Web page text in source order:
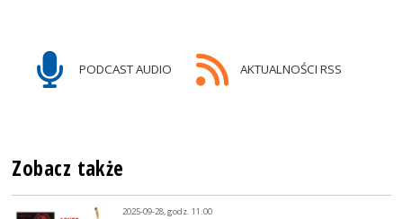
PODCAST AUDIO AKTUALNOŚCI RSS
Zobacz także
2025-09-28, godz. 11:00